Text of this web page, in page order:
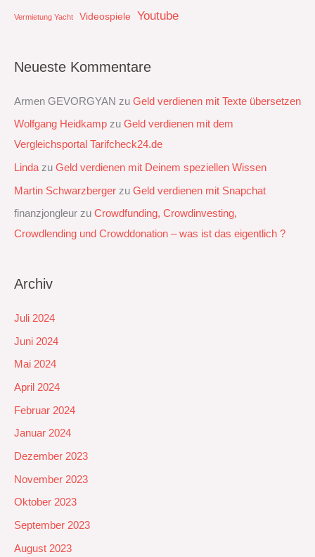
Vermietung Yacht Videospiele Youtube
Neueste Kommentare
Armen GEVORGYAN zu Geld verdienen mit Texte übersetzen
Wolfgang Heidkamp zu Geld verdienen mit dem
Vergleichsportal Tarifcheck24.de
Linda zu Geld verdienen mit Deinem speziellen Wissen
Martin Schwarzberger zu Geld verdienen mit Snapchat‭
finanzjongleur zu Crowdfunding, Crowdinvesting,
Crowdlending und Crowddonation – was ist das eigentlich ?
Archiv
Juli 2024
Juni 2024
Mai 2024
April 2024
Februar 2024
Januar 2024
Dezember 2023
November 2023
Oktober 2023
September 2023
August 2023